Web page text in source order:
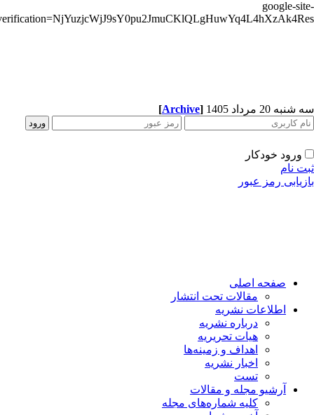
google-
20 مرداد 1405 [Archive]
ورود خودکار
نام
رمز عبور
صفحه اصلی
مقالات تحت انتشار
اطلاعات نشریه
درباره نشریه
هیات تحریریه
اهداف و زمینه‌ها
اخبار نشریه
تست
آرشیو مجله و مقالات
کلیه شماره‌های مجله